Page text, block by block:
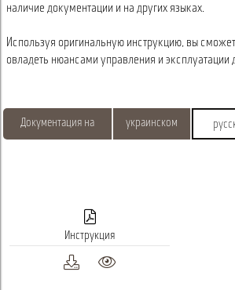
наличие документации и на других языках.
Используя оригинальную инструкцию, вы
овладеть нюансами управления и эксплуатации
Документация на украинском
Инструкция